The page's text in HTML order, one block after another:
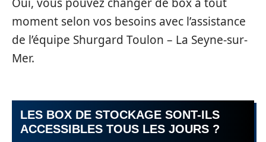
Oui, vous pouvez changer de box à tout
moment selon vos besoins avec l’assistance
de l’équipe Shurgard Toulon – La Seyne-sur-
Mer.
LES BOX DE STOCKAGE SONT-ILS
ACCESSIBLES TOUS LES JOURS ?